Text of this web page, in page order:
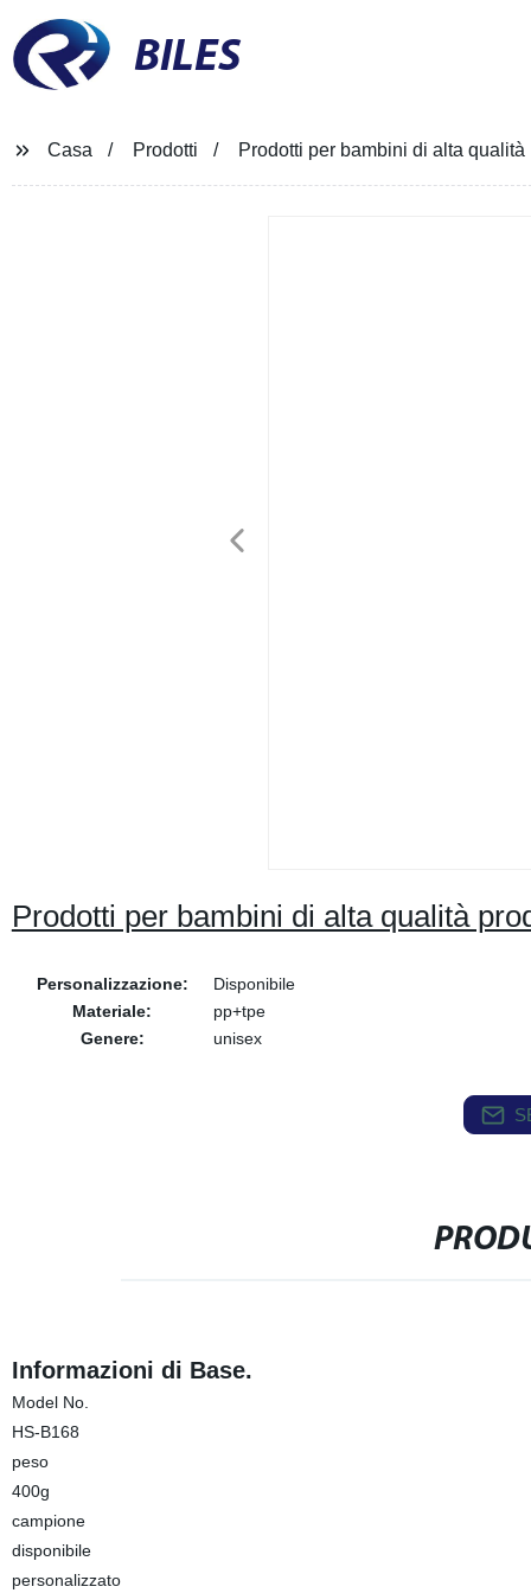
BILES
Casa Prodotti Prodotti per bambini di alta
Prodotti per bambini di alta qualità
Personalizzazione:
Disponibile
Materiale:
pp+tpe
Genere:
unisex
Informazioni di Base.
Model No.
HS-B168
peso
400g
campione
disponibile
personalizzato